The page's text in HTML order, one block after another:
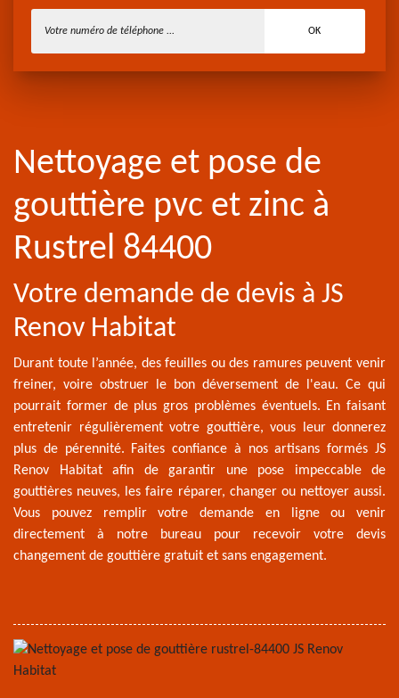
Nettoyage et pose de
gouttière pvc et zinc à
Rustrel 84400
Votre demande de devis à JS
Renov Habitat
Durant toute l’année, des feuilles ou des ramures peuvent venir
freiner, voire obstruer le bon déversement de l'eau. Ce qui
pourrait former de plus gros problèmes éventuels. En faisant
entretenir régulièrement votre gouttière, vous leur donnerez
plus de pérennité. Faites confiance à nos artisans formés JS
Renov Habitat afin de garantir une pose impeccable de
gouttières neuves, les faire réparer, changer ou nettoyer aussi.
Vous pouvez remplir votre demande en ligne ou venir
directement à notre bureau pour recevoir votre devis
changement de gouttière gratuit et sans engagement.